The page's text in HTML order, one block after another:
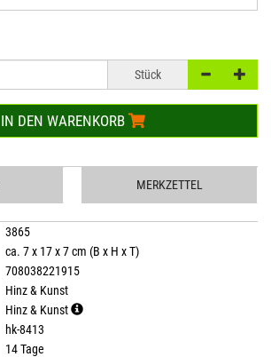
Stück
IN DEN WARENKORB
MERKZETTEL
3865
ca. 7 x 17 x 7 cm (B x H x T)
708038221915
Hinz & Kunst
Hinz & Kunst
hk-8413
14 Tage